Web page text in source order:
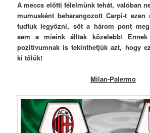
A meccs előtti félelmünk tehát, valóban
mumusként beharangozott Carpi-t ezen
tudtuk legyőzni, sőt a három pont
sem a mieink álltak közelebb! Ennek
pozitívumnak is tekinthetjük azt, hogy
ki tőlük!
Milan-Palermo